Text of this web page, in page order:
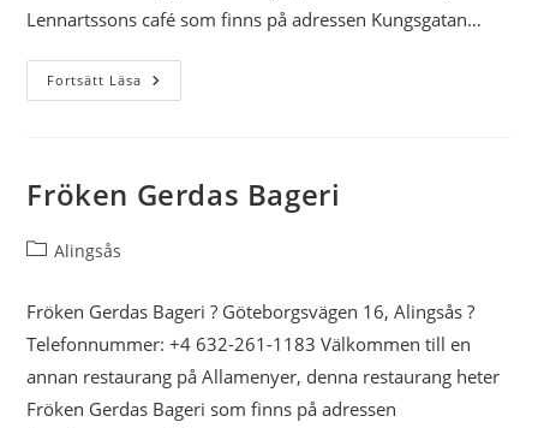
Lennartssons café som finns på adressen Kungsgatan…
Fortsätt Läsa Lennartssons
Café
Fröken Gerdas Bageri
Inläggskategori:
Alingsås
Fröken Gerdas Bageri ? Göteborgsvägen 16, Alingsås ?
Telefonnummer: +4 632-261-1183 Välkommen till en
annan restaurang på Allamenyer, denna restaurang heter
Fröken Gerdas Bageri som finns på adressen